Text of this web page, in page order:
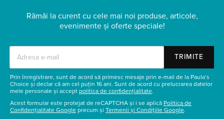
Rămâi la curent cu cele mai noi produse, articole,
evenimente și oferte speciale!
TRIMITE
Prin înregistrare, sunt de acord să primesc mesaje prin e-mail de la Paula’s
Choice și declar că am cel puțin 16 ani. Sunt de acord cu prelucrarea datelor
mele personale și accept politica de confidențialitate.
Acest formular este protejat de reCAPTCHA și i se aplică Politica de
Confidențialitate Google precum și Termenii și Condițiile Google.